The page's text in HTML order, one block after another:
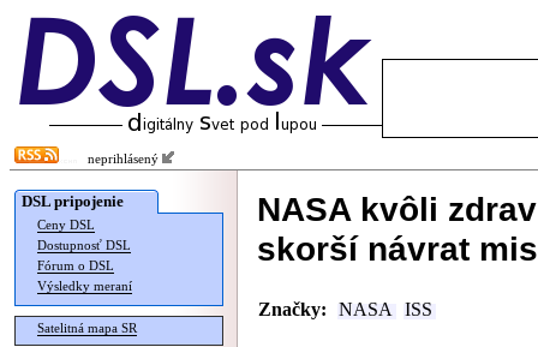
neprihlásený
DSL pripojenie
Ceny DSL
Dostupnosť DSL
Fórum o DSL
Výsledky meraní
Satelitná mapa SR
NASA kvôli
skorší návrat
Značky: NASA ISS